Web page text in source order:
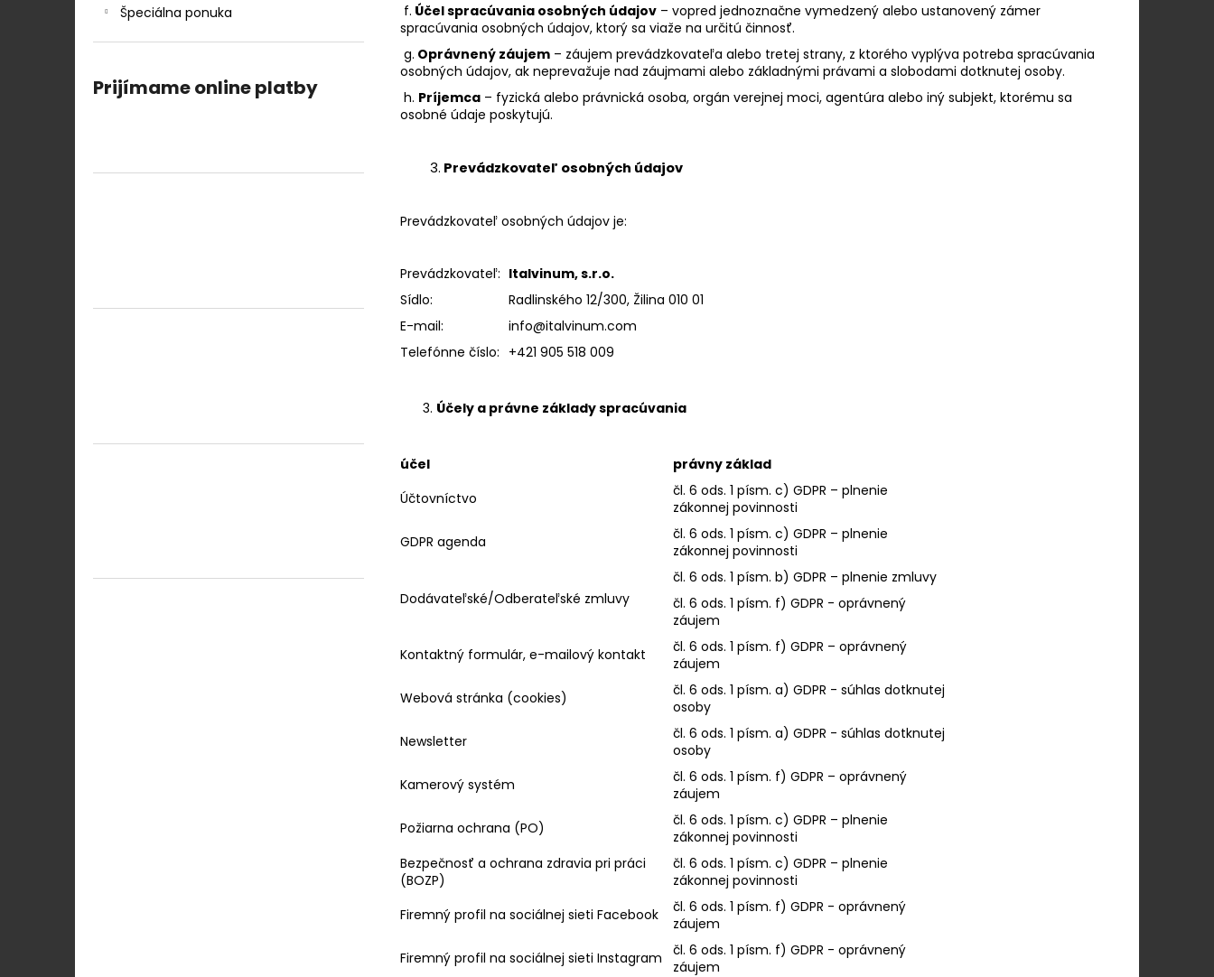
Špeciálna ponuka
Prijímame online platby
f. Účel spracúvania osobných údajov – vopred jednoznačne vymedzený alebo ustanovený zámer
spracúvania osobných údajov, ktorý sa viaže na určitú činnosť.
g. Oprávnený záujem – záujem prevádzkovateľa alebo tretej strany, z ktorého vyplýva potreba spracúvania
osobných údajov, ak neprevažuje nad záujmami alebo základnými právami a slobodami dotknutej osoby.
h. Príjemca – fyzická alebo právnická osoba, orgán verejnej moci, agentúra alebo iný subjekt, ktorému sa
osobné údaje poskytujú.
3. Prevádzkovateľ osobných údajov
Prevádzkovateľ osobných údajov je:
Prevádzkovateľ: Italvinum, s.r.o.
Sídlo:
Radlinského 12/300, Žilina 010 01
E-mail:
info@italvinum.com
Telefónne číslo: +421 905 518 009
Účely a právne základy spracúvania
účel
právny základ
Účtovníctvo
čl. 6 ods. 1 písm. c) GDPR – plnenie
zákonnej povinnosti
GDPR agenda
čl. 6 ods. 1 písm. c) GDPR – plnenie
zákonnej povinnosti
Dodávateľské/Odberateľské zmluvy
čl. 6 ods. 1 písm. b) GDPR – plnenie zmluvy
čl. 6 ods. 1 písm. f) GDPR - oprávnený
záujem
Kontaktný formulár, e-mailový kontakt
čl. 6 ods. 1 písm. f) GDPR – oprávnený
záujem
Webová stránka (cookies)
čl. 6 ods. 1 písm. a) GDPR - súhlas dotknutej
osoby
Newsletter
čl. 6 ods. 1 písm. a) GDPR - súhlas dotknutej
osoby
Kamerový systém
čl. 6 ods. 1 písm. f) GDPR – oprávnený
záujem
Požiarna ochrana (PO)
čl. 6 ods. 1 písm. c) GDPR – plnenie
zákonnej povinnosti
Bezpečnosť a ochrana zdravia pri práci
(BOZP)
čl. 6 ods. 1 písm. c) GDPR – plnenie
zákonnej povinnosti
Firemný profil na sociálnej sieti Facebook
čl. 6 ods. 1 písm. f) GDPR - oprávnený
záujem
Firemný profil na sociálnej sieti Instagram
čl. 6 ods. 1 písm. f) GDPR - oprávnený
záujem